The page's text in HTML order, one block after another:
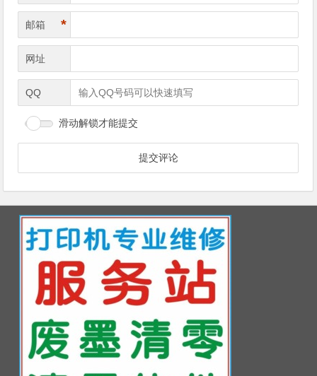
邮箱 *
网址
QQ
滑动解锁才能提交